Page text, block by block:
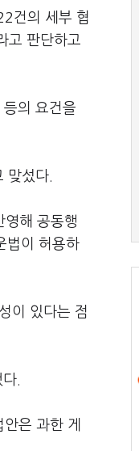
건의 세부 협
고 판단하고
의 요건을
맞섰다.
해 공동행
법이 허용하
이 있다는 점
.
은 과한 게